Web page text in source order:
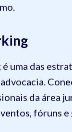
uma das
da área
fóruns e